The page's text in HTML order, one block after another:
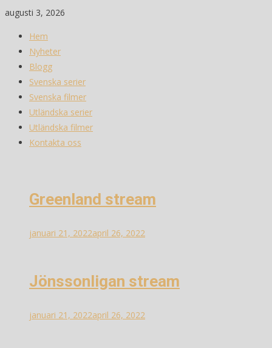
Skip
content
augusti 3, 2026
Hem
Nyheter
Blogg
Svenska serier
Svenska filmer
Utländska serier
Utländska filmer
Kontakta oss
Greenland stream
januari 21, 2022april 26, 2022
Jönssonligan stream
januari 21, 2022april 26, 2022